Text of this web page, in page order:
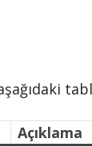
Açıklama